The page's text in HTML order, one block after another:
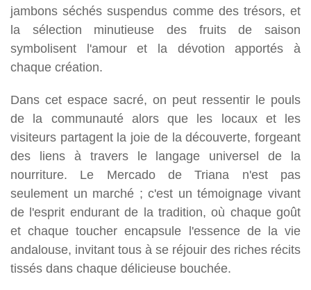
jambons séchés suspendus comme des trésors, et
la sélection minutieuse des fruits de saison
symbolisent l'amour et la dévotion apportés à
chaque création.
Dans cet espace sacré, on peut ressentir le pouls
de la communauté alors que les locaux et les
visiteurs partagent la joie de la découverte, forgeant
des liens à travers le langage universel de la
nourriture. Le Mercado de Triana n'est pas
seulement un marché ; c'est un témoignage vivant
de l'esprit endurant de la tradition, où chaque goût
et chaque toucher encapsule l'essence de la vie
andalouse, invitant tous à se réjouir des riches récits
tissés dans chaque délicieuse bouchée.